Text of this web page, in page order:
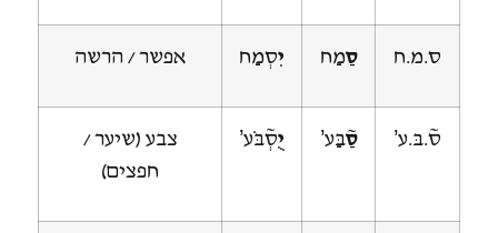
ס.מ.ח סַמַח יִסְמַח אפשר / הרשה
ס~.בּ.ע’ סַ~בַּע’ יֻסְ~בֹּע’
צבע (שיער /
חפצים)